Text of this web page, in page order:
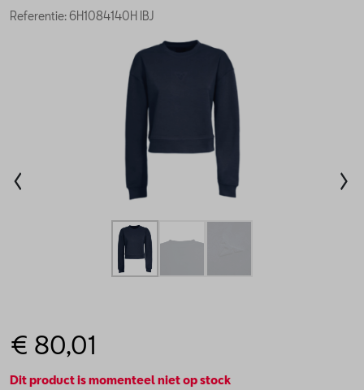
Referentie: 6H1084140H IBJ
€ 80,01
Dit product is momenteel niet op stock